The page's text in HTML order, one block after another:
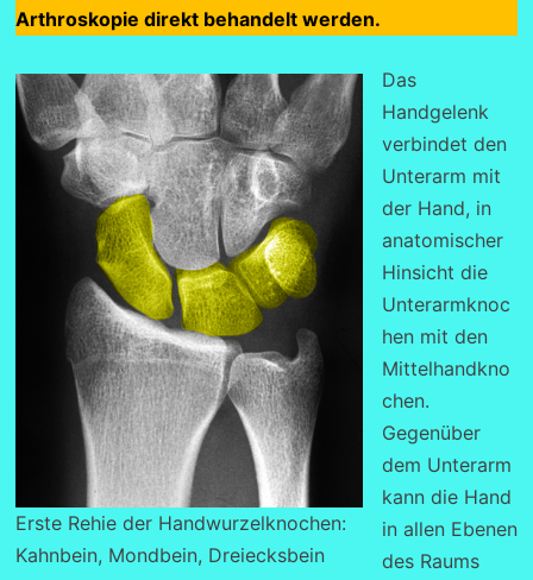
Arthroskopie direkt behandelt werden.
Erste Rehie der Handwurzelknochen:
Kahnbein, Mondbein, Dreiecksbein
Das
Handgelenk
verbindet den
Unterarm mit
der Hand, in
anatomischer
Hinsicht die
Unterarmknoc
hen mit den
Mittelhandkno
chen.
Gegenüber
dem Unterarm
kann die Hand
in allen Ebenen
des Raums